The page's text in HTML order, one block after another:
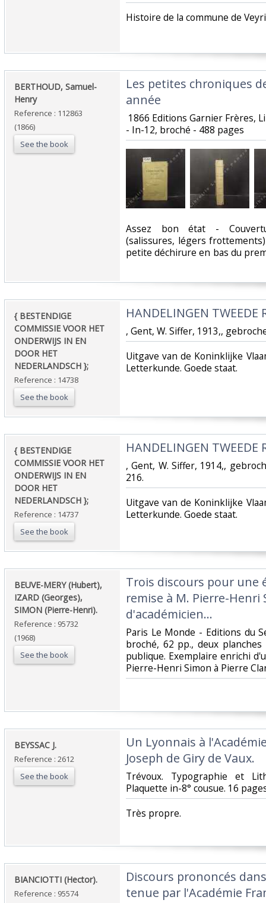
‎Histoire de la commune de
‎BERTHOUD, Samuel-
Henry‎
Reference : 112863
(1866)
See the book
‎Les petites chroniques
année‎
1866 Editions Garnier Frères,
- In-12, broché - 488 pages‎
‎Assez bon état -
(salissures, légers
petite déchirure en bas du
‎{ BESTENDIGE
COMMISSIE VOOR HET
ONDERWIJS IN EN
DOOR HET
NEDERLANDSCH };‎
Reference : 14738
See the book
‎HANDELINGEN TWEEDE
‎, Gent, W. Siffer, 1913,,
‎Uitgave van de Koninklijke
Letterkunde. Goede staat.‎
‎{ BESTENDIGE
COMMISSIE VOOR HET
ONDERWIJS IN EN
DOOR HET
NEDERLANDSCH };‎
Reference : 14737
See the book
‎HANDELINGEN TWEEDE
‎, Gent, W. Siffer, 1914,,
216.‎
‎Uitgave van de Koninklijke
Letterkunde. Goede staat.‎
‎BEUVE-MERY (Hubert),
IZARD (Georges),
SIMON (Pierre-Henri).‎
Reference : 95732
(1968)
See the book
‎Trois discours pour une
remise à M. Pierre-Henri
d'académicien...‎
‎Paris Le Monde - Editions du
broché, 62 pp., deux
publique. Exemplaire enrichi
Pierre-Henri Simon à Pierre
‎BEYSSAC J.‎
Reference : 2612
See the book
‎Un Lyonnais à
Joseph de Giry de Vaux.‎
‎Trévoux. Typographie et
Plaquette in-8° cousue. 16
‎Très propre.‎
‎BIANCIOTTI (Hector).‎
Reference : 95574
‎Discours prononcés
tenue par l'Académie